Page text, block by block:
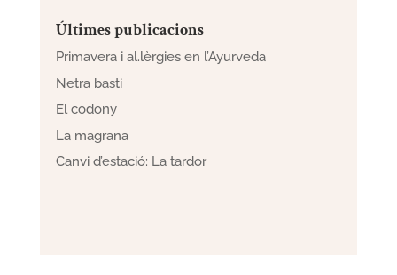
Últimes publicacions
Primavera i al.lèrgies en l’Ayurveda
Netra basti
El codony
La magrana
Canvi d’estació: La tardor